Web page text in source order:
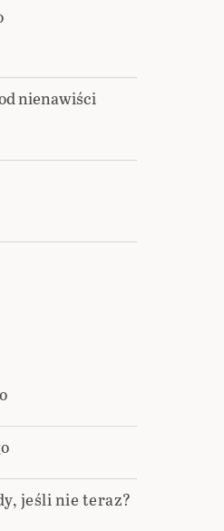
nienawiści
jeśli nie teraz?